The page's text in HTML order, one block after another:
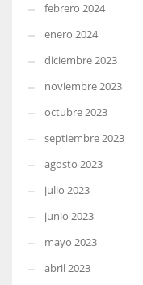
febrero 2024
enero 2024
diciembre 2023
noviembre 2023
octubre 2023
septiembre 2023
agosto 2023
julio 2023
junio 2023
mayo 2023
abril 2023